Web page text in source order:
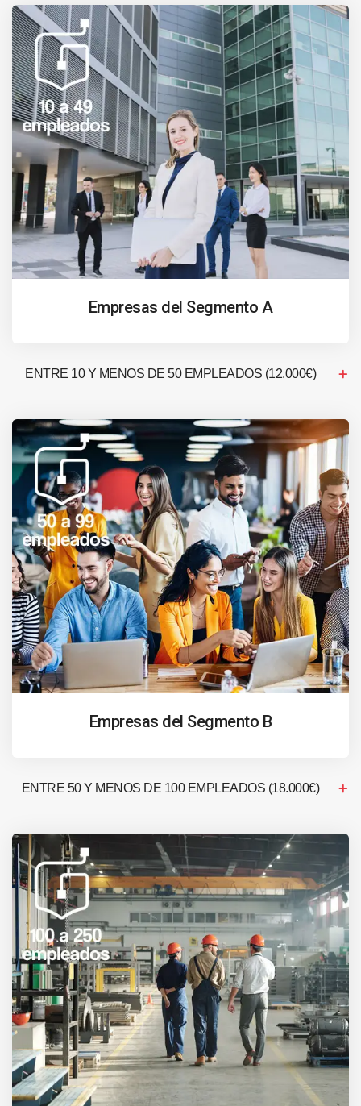
Empresas del Segmento A
ENTRE 10 Y MENOS DE 50 EMPLEADOS (12.000€)
Empresas del Segmento B
ENTRE 50 Y MENOS DE 100 EMPLEADOS (18.000€)